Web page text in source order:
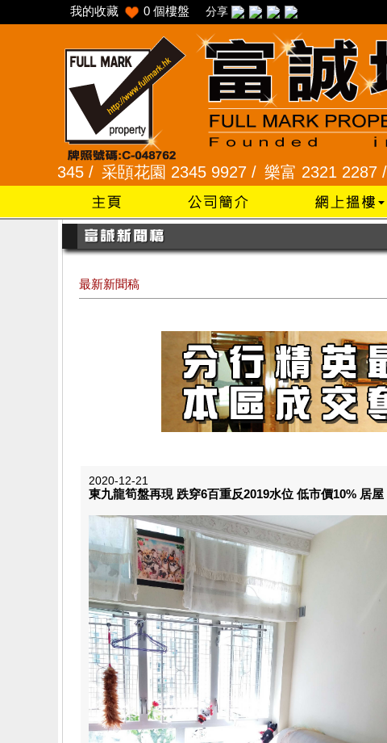
我的收藏 0 個樓盤 分享
采頣花園 2345 9927 / 樂富 2321 2287 / 峻弦、曉
最新新聞稿
2020-12-21
東九龍筍盤再現 跌穿6百重反2019水位 低市價10% 居